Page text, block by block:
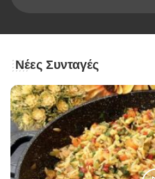
Νέες Συνταγές